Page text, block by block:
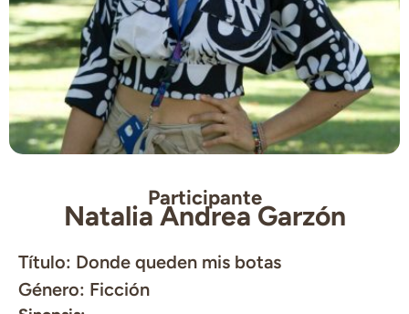
Participante
Natalia Andrea Garzón
Título: Donde queden mis botas
Género: Ficción